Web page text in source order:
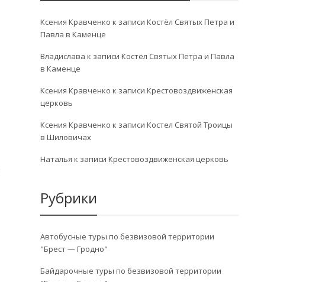
Ксения Кравченко к записи Костёл Святых Петра и
Павла в Каменце
Владислава к записи Костёл Святых Петра и Павла
в Каменце
Ксения Кравченко к записи Крестовоздвиженская
церковь
Ксения Кравченко к записи Костел Святой Троицы
в Шиловичах
Наталья к записи Крестовоздвиженская церковь
Рубрики
Автобусные туры по безвизовой территории
"Брест — Гродно"
Байдарочные туры по безвизовой территории